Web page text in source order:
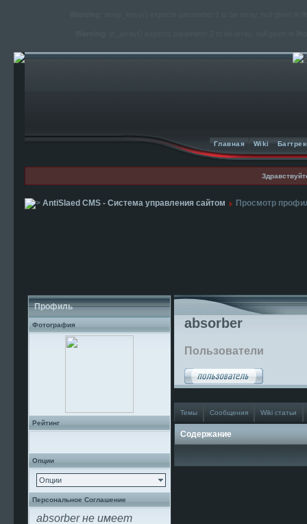
Главная Wiki
AntiSlaed CMS - Система управления сайтом Просмотр
Профиль
Фотография
Рейтинг
Опции
Опции
Персональное Соглашение
absorber не имеет
absorber
Пользователи
Темы Сообщения Wiki статьи
Содержание